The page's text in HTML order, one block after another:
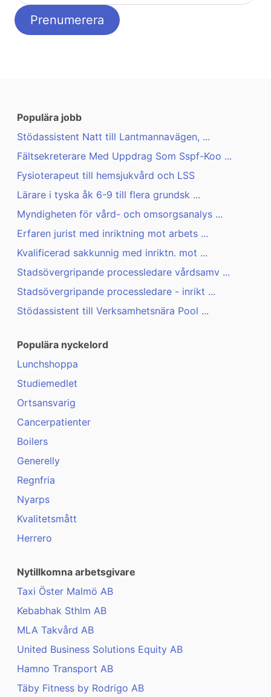
Populära jobb
Stödassistent Natt till Lantmannavägen, ...
Fältsekreterare Med Uppdrag Som Sspf-Koo ...
Fysioterapeut till hemsjukvård och LSS
Lärare i tyska åk 6-9 till flera grundsk ...
Myndigheten för vård- och omsorgsanalys ...
Erfaren jurist med inriktning mot arbets ...
Kvalificerad sakkunnig med inriktn. mot ...
Stadsövergripande processledare vårdsamv ...
Stadsövergripande processledare - inrikt ...
Stödassistent till Verksamhetsnära Pool ...
Populära nyckelord
Lunchshoppa
Studiemedlet
Ortsansvarig
Cancerpatienter
Boilers
Generelly
Regnfria
Nyarps
Kvalitetsmått
Herrero
Nytillkomna arbetsgivare
Taxi Öster Malmö AB
Kebabhak Sthlm AB
MLA Takvård AB
United Business Solutions Equity AB
Hamno Transport AB
Täby Fitness by Rodrigo AB